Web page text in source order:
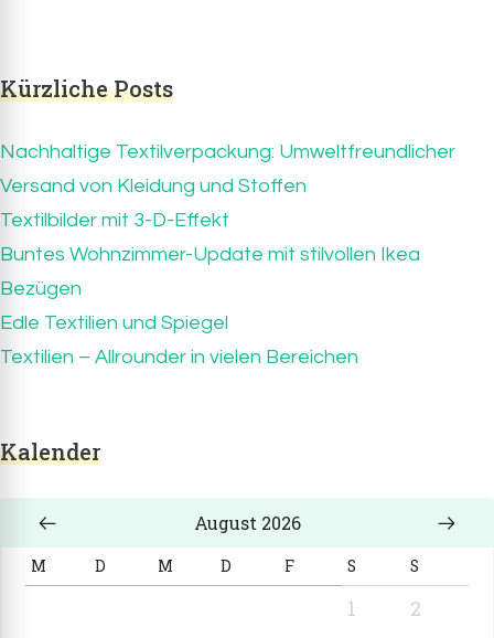
Kürzliche Posts
Nachhaltige Textilverpackung: Umweltfreundlicher
Versand von Kleidung und Stoffen
Textilbilder mit 3-D-Effekt
Buntes Wohnzimmer-Update mit stilvollen Ikea
Bezügen
Edle Textilien und Spiegel
Textilien – Allrounder in vielen Bereichen
Kalender
August 2026
M D M D F S S
1
2